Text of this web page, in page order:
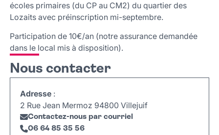
écoles primaires (du CP au CM2) du quartier des
Lozaits avec préinscription mi-septembre.
Participation de 10€/an (notre assurance demandée
dans le local mis à disposition).
Nous contacter
Adresse :
2 Rue Jean Mermoz 94800 Villejuif
Contactez-nous par courriel
06 64 85 35 56